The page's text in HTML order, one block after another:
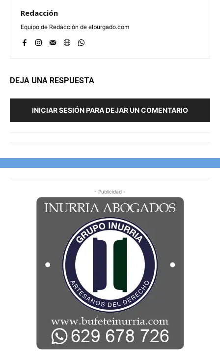
Redacción
Equipo de Redacción de elburgado.com
DEJA UNA RESPUESTA
INICIAR SESIÓN PARA DEJAR UN COMENTARIO
- Publicidad -